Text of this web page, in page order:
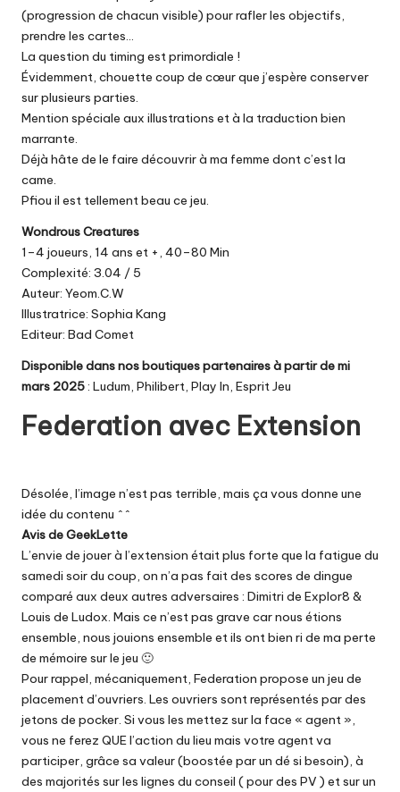
(progression de chacun visible) pour rafler les objectifs,
prendre les cartes…
La question du timing est primordiale !
Évidemment, chouette coup de cœur que j’espère conserver
sur plusieurs parties.
Mention spéciale aux illustrations et à la traduction bien
marrante.
Déjà hâte de le faire découvrir à ma femme dont c’est la
came.
Pfiou il est tellement beau ce jeu.
Wondrous Creatures
1–4 joueurs, 14 ans et +, 40–80 Min
Complexité: 3.04 / 5
Auteur: Yeom.C.W
Illustratrice: Sophia Kang
Editeur: Bad Comet
Disponible dans nos boutiques partenaires à partir de mi
mars 2025: Ludum Philibert Play In Esprit Jeu
Federation avec Extension
Désolée, l’image n’est pas terrible, mais ça vous donne une
idée du contenu ^^
Avis de GeekLette
L’envie de jouer à l’extension était plus forte que la fatigue du
samedi soir du coup, on n’a pas fait des scores de dingue
comparé aux deux autres adversaires : Dimitri de Explor8 &
Louis de Ludox. Mais ce n’est pas grave car nous étions
ensemble, nous jouions ensemble et ils ont bien ri de ma perte
de mémoire sur le jeu 🙂
Pourrappel , mécaniquement, Federation propose un jeu de
placement d’ouvriers. Les ouvriers sont représentés par des
jetons de pocker. Si vous les mettez sur la face « agent »,
vous ne ferez QUE l’action du lieu mais votre agent va
participer, grâce sa valeur (boostée par un dé si besoin), à
des majorités sur les lignes du conseil ( pour des PV ) et sur un